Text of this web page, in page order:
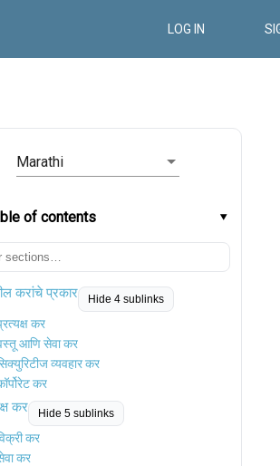
LOG IN
Marathi
of contents
करांचे प्रकार Hide 4 sublinks
कर
आणि सेवा कर
व्यवहार कर
कर
कर Hide 5 sublinks
कर
कर